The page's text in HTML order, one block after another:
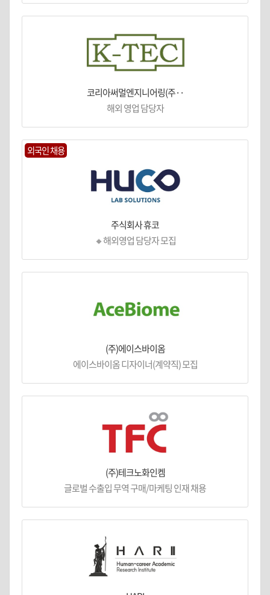
코리아써멀엔지니어링(주··
해외 영업 담당자
외국인 채용
주식회사 휴코
🔸해외영업 담당자 모집
(주)에이스바이옴
에이스바이옴 디자이너(계약직) 모집
(주)테크노화인켐
글로벌 수출입 무역 구매/마케팅 인재 채용